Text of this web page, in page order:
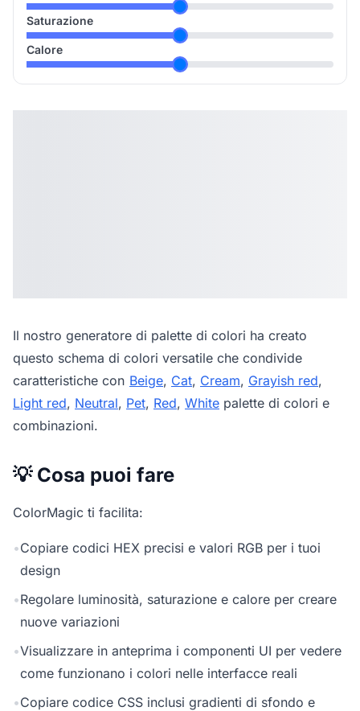
Saturazione
Calore
Il nostro generatore di palette di colori ha creato
questo schema di colori versatile che condivide
caratteristiche con Beige, Cat, Cream, Grayish red,
Light red, Neutral, Pet, Red, White palette di colori e
combinazioni.
💡 Cosa puoi fare
ColorMagic ti facilita:
•Copiare codici HEX precisi e valori RGB per i tuoi
design
•Regolare luminosità, saturazione e calore per creare
nuove variazioni
•Visualizzare in anteprima i componenti UI per vedere
come funzionano i colori nelle interfacce reali
•Copiare codice CSS inclusi gradienti di sfondo e